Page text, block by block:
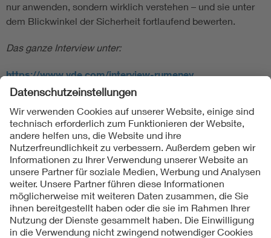
nur anwenden, sondern wirklich verstehen – und sie unter
dem Blickwinkel der Sicherheit fortlaufend bewerten.
Das ganze Interview unter:
https://www.vde.com/interview-rumeney
Folgen Sie uns
Kontakte